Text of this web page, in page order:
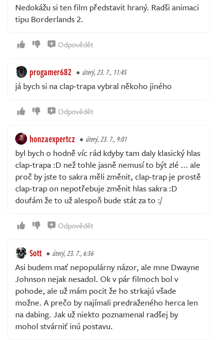
Nedokážu si ten film představit hraný. Radši animaci
tipu Borderlands 2.
Odpovědět
progamer682 úterý, 23. 7., 11:45
já bych si na clap-trapa vybral někoho jiného
Odpovědět
honzaexpertcz úterý, 23. 7., 9:01
byl bych o hodně víc rád kdyby tam daly klasický hlas
clap-trapa :D než tohle jasně nemusí to být zlé ... ale
proč by jste to sakra měli změnit, clap-trap je prostě
clap-trap on nepotřebuje změnit hlas sakra :D
doufám že to už alespoň bude stát za to :/
Odpovědět
Sott úterý, 23. 7., 6:56
Asi budem mať nepopulárny názor, ale mne Dwayne
Johnson nejak nesadol. Ok v pár filmoch bol v
pohode, ale už mám pocit že ho strkajú všade
možne. A prečo by najímali predraženého herca len
na dabing. Jak už niekto poznamenal radšej by
mohol stvárniť inú postavu.